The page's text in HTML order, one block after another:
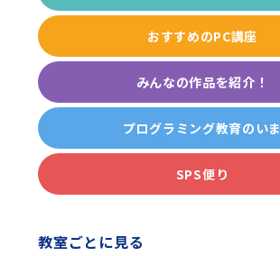
おすすめのPC講座
みんなの作品を紹介！
プログラミング教育のいま
SPS便り
教室ごとに見る